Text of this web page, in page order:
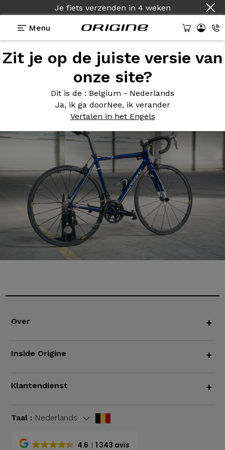
Je fiets verzenden in 4 weken
Menu
Zit je op de juiste versie van
onze site?
Dit is de : Belgium - Nederlands
Ja, ik ga doorNee, ik verander
Vertalen in het Engels
Photos> Axxome 350 - Bleu Nuit
Axxome 350- Bleu Nuit
Over +
Inside Origine +
Klantendienst +
Taal : Nederlands
4.6 1 343 avis